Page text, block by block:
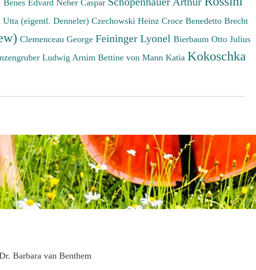
Benes Edvard Neher Caspar
Utta (eigentl. Denneler) Czechowski Heinz Croce Benedetto Brecht
Clemenceau George Feininger Lyonel Bierbaum Otto Julius
Ludwig Arnim Bettine von Mann Katia Kokoschka
Barbara van Benthem